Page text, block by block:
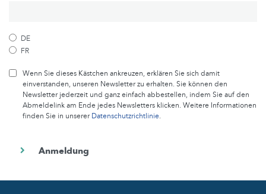
DE
FR
Wenn Sie dieses Kästchen ankreuzen, erklären Sie sich damit
einverstanden, unseren Newsletter zu erhalten. Sie können den
Newsletter jederzeit und ganz einfach abbestellen, indem Sie auf den
Abmeldelink am Ende jedes Newsletters klicken. Weitere Informationen
finden Sie in unsererDatenschutzrichtlinie.